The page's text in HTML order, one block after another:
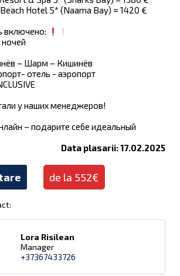
Hotel 5* (Naama Bay) = 1420 €
включено:
– Шарм – Кишинёв
отель - аэропорт
у наших менеджеров!
– подарите себе идеальный
Data plasarii: 17.02.2025
de la 552€
Lora Risilean
Manager
+37367433726